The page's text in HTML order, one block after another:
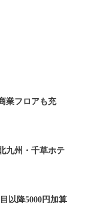
業フロアも充
九州・千草ホテ
以降5000円加算